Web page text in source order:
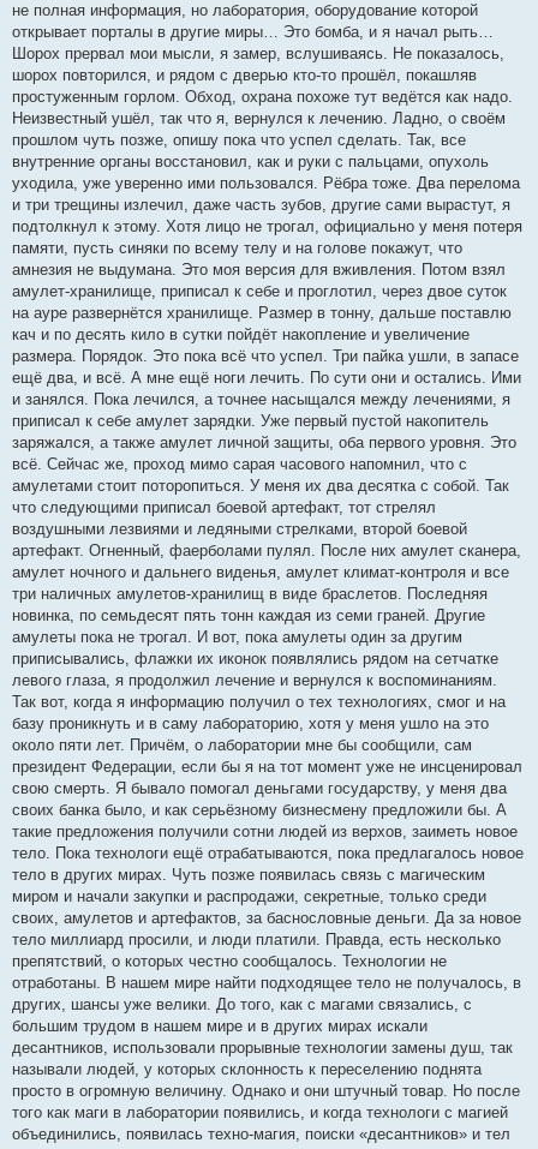
не полная информация, но лаборатория, оборудование которой
открывает порталы в другие миры… Это бомба, и я начал рыть…
Шорох прервал мои мысли, я замер, вслушиваясь. Не показалось,
шорох повторился, и рядом с дверью кто-то прошёл, покашляв
простуженным горлом. Обход, охрана похоже тут ведётся как надо.
Неизвестный ушёл, так что я, вернулся к лечению. Ладно, о своём
прошлом чуть позже, опишу пока что успел сделать. Так, все
внутренние органы восстановил, как и руки с пальцами, опухоль
уходила, уже уверенно ими пользовался. Рёбра тоже. Два перелома
и три трещины излечил, даже часть зубов, другие сами вырастут, я
подтолкнул к этому. Хотя лицо не трогал, официально у меня потеря
памяти, пусть синяки по всему телу и на голове покажут, что
амнезия не выдумана. Это моя версия для вживления. Потом взял
амулет-хранилище, приписал к себе и проглотил, через двое суток
на ауре развернётся хранилище. Размер в тонну, дальше поставлю
кач и по десять кило в сутки пойдёт накопление и увеличение
размера. Порядок. Это пока всё что успел. Три пайка ушли, в запасе
ещё два, и всё. А мне ещё ноги лечить. По сути они и остались. Ими
и занялся. Пока лечился, а точнее насыщался между лечениями, я
приписал к себе амулет зарядки. Уже первый пустой накопитель
заряжался, а также амулет личной защиты, оба первого уровня. Это
всё. Сейчас же, проход мимо сарая часового напомнил, что с
амулетами стоит поторопиться. У меня их два десятка с собой. Так
что следующими приписал боевой артефакт, тот стрелял
воздушными лезвиями и ледяными стрелками, второй боевой
артефакт. Огненный, фаерболами пулял. После них амулет сканера,
амулет ночного и дальнего виденья, амулет климат-контроля и все
три наличных амулетов-хранилищ в виде браслетов. Последняя
новинка, по семьдесят пять тонн каждая из семи граней. Другие
амулеты пока не трогал. И вот, пока амулеты один за другим
приписывались, флажки их иконок появлялись рядом на сетчатке
левого глаза, я продолжил лечение и вернулся к воспоминаниям.
Так вот, когда я информацию получил о тех технологиях, смог и на
базу проникнуть и в саму лабораторию, хотя у меня ушло на это
около пяти лет. Причём, о лаборатории мне бы сообщили, сам
президент Федерации, если бы я на тот момент уже не инсценировал
свою смерть. Я бывало помогал деньгами государству, у меня два
своих банка было, и как серьёзному бизнесмену предложили бы. А
такие предложения получили сотни людей из верхов, заиметь новое
тело. Пока технологи ещё отрабатываются, пока предлагалось новое
тело в других мирах. Чуть позже появилась связь с магическим
миром и начали закупки и распродажи, секретные, только среди
своих, амулетов и артефактов, за баснословные деньги. Да за новое
тело миллиард просили, и люди платили. Правда, есть несколько
препятствий, о которых честно сообщалось. Технологии не
отработаны. В нашем мире найти подходящее тело не получалось, в
других, шансы уже велики. До того, как с магами связались, с
большим трудом в нашем мире и в других мирах искали
десантников, использовали прорывные технологии замены душ, так
называли людей, у которых склонность к переселению поднята
просто в огромную величину. Однако и они штучный товар. Но после
того как маги в лаборатории появились, и когда технологи с магией
объединились, появилась техно-магия, поиски «десантников» и тел